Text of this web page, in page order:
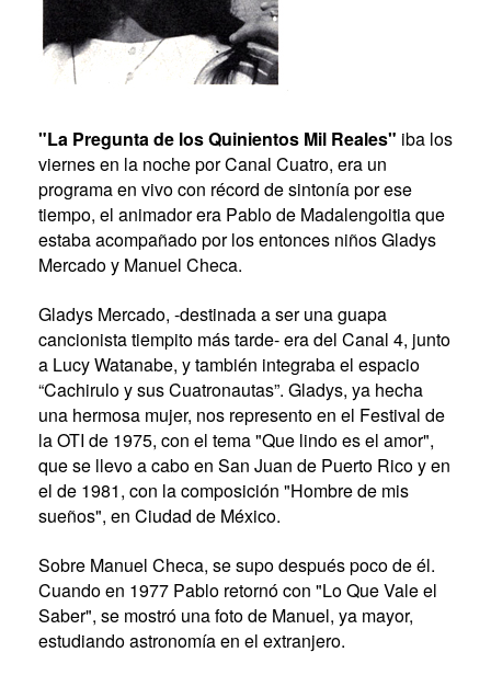
"La Pregunta de los Quinientos Mil Reales" iba los
viernes en la noche por Canal Cuatro, era un
programa en vivo con récord de sintonía por ese
tiempo, el animador era Pablo de Madalengoitia que
estaba acompañado por los entonces niños Gladys
Mercado y Manuel Checa.
Gladys Mercado, -destinada a ser una guapa
cancionista tiempito más tarde- era del Canal 4, junto
a Lucy Watanabe, y también integraba el espacio
“Cachirulo y sus Cuatronautas”. Gladys, ya hecha
una hermosa mujer, nos represento en el Festival de
la OTI de 1975, con el tema "Que lindo es el amor",
que se llevo a cabo en San Juan de Puerto Rico y en
el de 1981, con la composición "Hombre de mis
sueños", en Ciudad de México.
Sobre Manuel Checa, se supo después poco de él.
Cuando en 1977 Pablo retornó con "Lo Que Vale el
Saber", se mostró una foto de Manuel, ya mayor,
estudiando astronomía en el extranjero.